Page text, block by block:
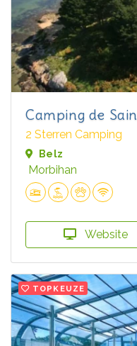
Camping de
2 Sterren Camping
Belz
Morbihan
Website
TOPKEUZE